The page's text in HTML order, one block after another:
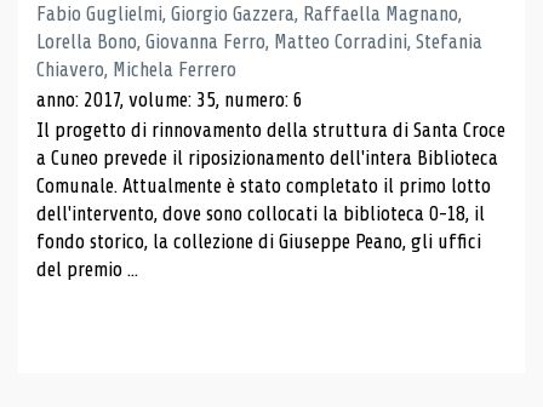
Fabio Guglielmi, Giorgio Gazzera, Raffaella Magnano,
Lorella Bono, Giovanna Ferro, Matteo Corradini, Stefania
Chiavero, Michela Ferrero
anno: 2017, volume: 35, numero: 6
Il progetto di rinnovamento della struttura di Santa Croce
a Cuneo prevede il riposizionamento dell'intera Biblioteca
Comunale. Attualmente è stato completato il primo lotto
dell'intervento, dove sono collocati la biblioteca 0-18, il
fondo storico, la collezione di Giuseppe Peano, gli uffici
del premio ...